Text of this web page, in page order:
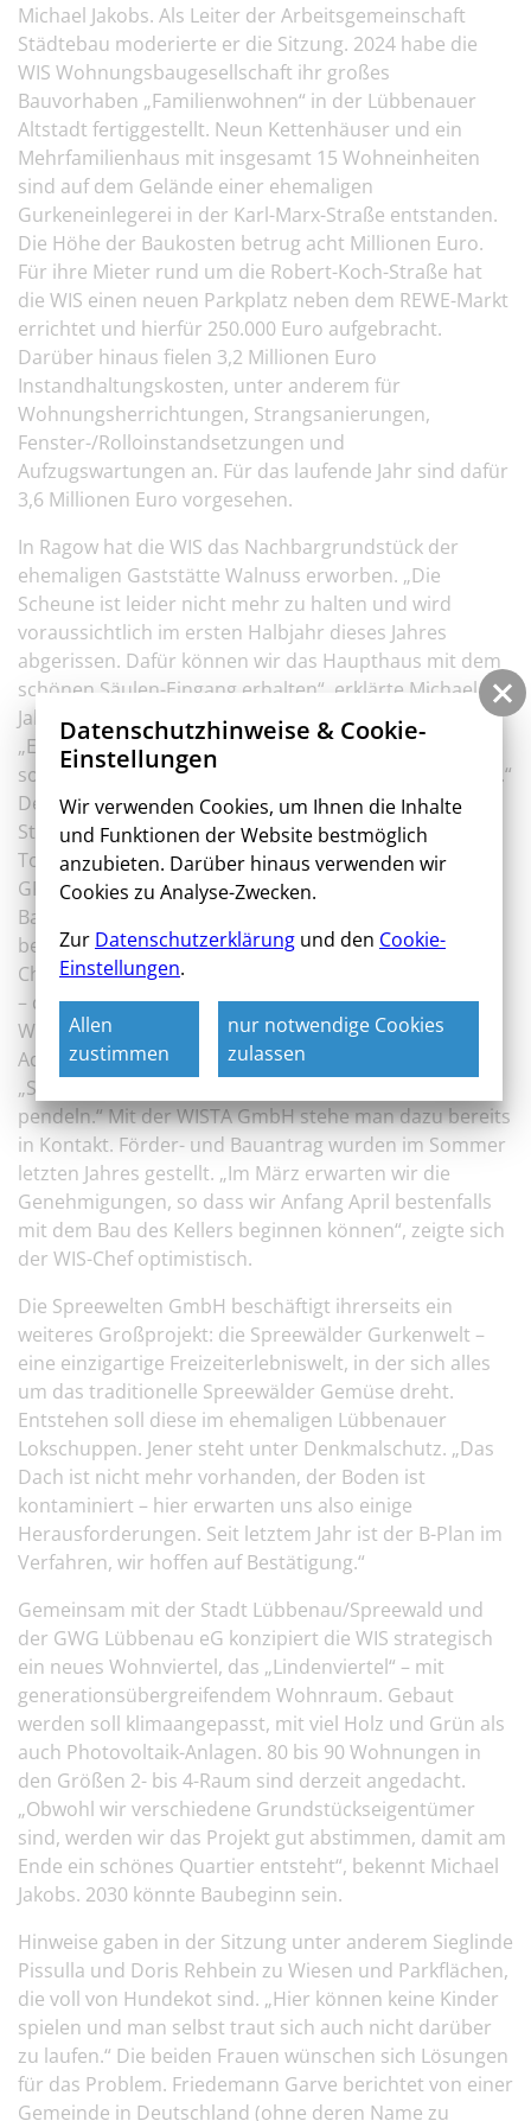
Michael Jakobs. Als Leiter der Arbeitsgemeinschaft
Städtebau moderierte er die Sitzung. 2024 habe die
WIS Wohnungsbaugesellschaft ihr großes
Bauvorhaben „Familienwohnen“ in der Lübbenauer
Altstadt fertiggestellt. Neun Kettenhäuser und ein
Mehrfamilienhaus mit insgesamt 15 Wohneinheiten
sind auf dem Gelände einer ehemaligen
Gurkeneinlegerei in der Karl-Marx-Straße entstanden.
Die Höhe der Baukosten betrug acht Millionen Euro.
Für ihre Mieter rund um die Robert-Koch-Straße hat
die WIS einen neuen Parkplatz neben dem REWE-Markt
errichtet und hierfür 250.000 Euro aufgebracht.
Darüber hinaus fielen 3,2 Millionen Euro
Instandhaltungskosten, unter anderem für
Wohnungsherrichtungen, Strangsanierungen,
Fenster-/Rolloinstandsetzungen und
Aufzugswartungen an. Für das laufende Jahr sind dafür
3,6 Millionen Euro vorgesehen.
In Ragow hat die WIS das Nachbargrundstück der
ehemaligen Gaststätte Walnuss erworben. „Die
Scheune ist leider nicht mehr zu halten und wird
voraussichtlich im ersten Halbjahr dieses Jahres
abgerissen. Dafür können wir das Haupthaus mit dem
schönen Säulen-Eingang erhalten“, erklärte Michael
Jakobs. 100.000 Euro sind für den Rückbau eingeplant.
„Eine Nachnutzung steht derzeit noch nicht fest, aber
so wird zumindest die unansehnliche Brache beseitigt.“
Der WIS-Chef informierte in der Sitzung der AG
Städtebau auch über die beiden Großprojekte der
Tochterfirmen. So plant die BEKOTEC GmbH das
GREEN HUB Coworking Space am Lübbenauer
Bahnhof. „Im Vergleich zu anderen Bürogebäuden
bekommt es sehr viel Grün und einen besonderen
Charme.“ Hier könne man später Arbeitsplätze mieten
– denkbar beispielsweise für Arbeitnehmer, die am
Wissenschafts- und Wirtschaftsstandort Berlin
Adlershof arbeiten und in Südbrandenburg wohnen.
„Sie müssten dann nicht jeden Tag nach Berlin
pendeln.“ Mit der WISTA GmbH stehe man dazu bereits
in Kontakt. Förder- und Bauantrag wurden im Sommer
letzten Jahres gestellt. „Im März erwarten wir die
Genehmigungen, so dass wir Anfang April bestenfalls
mit dem Bau des Kellers beginnen können“, zeigte sich
der WIS-Chef optimistisch.
Die Spreewelten GmbH beschäftigt ihrerseits ein
weiteres Großprojekt: die Spreewälder Gurkenwelt –
eine einzigartige Freizeiterlebniswelt, in der sich alles
um das traditionelle Spreewälder Gemüse dreht.
Entstehen soll diese im ehemaligen Lübbenauer
Lokschuppen. Jener steht unter Denkmalschutz. „Das
Dach ist nicht mehr vorhanden, der Boden ist
kontaminiert – hier erwarten uns also einige
Herausforderungen. Seit letztem Jahr ist der B-Plan im
Verfahren, wir hoffen auf Bestätigung.“
Gemeinsam mit der Stadt Lübbenau/Spreewald und
der GWG Lübbenau eG konzipiert die WIS strategisch
ein neues Wohnviertel, das „Lindenviertel“ – mit
generationsübergreifendem Wohnraum. Gebaut
werden soll klimaangepasst, mit viel Holz und Grün als
auch Photovoltaik-Anlagen. 80 bis 90 Wohnungen in
den Größen 2- bis 4-Raum sind derzeit angedacht.
„Obwohl wir verschiedene Grundstückseigentümer
sind, werden wir das Projekt gut abstimmen, damit am
Ende ein schönes Quartier entsteht“, bekennt Michael
Jakobs. 2030 könnte Baubeginn sein.
Hinweise gaben in der Sitzung unter anderem Sieglinde
Pissulla und Doris Rehbein zu Wiesen und Parkflächen,
die voll von Hundekot sind. „Hier können keine Kinder
spielen und man selbst traut sich auch nicht darüber
zu laufen.“ Die beiden Frauen wünschen sich Lösungen
für das Problem. Friedemann Garve berichtet von einer
Gemeinde in Deutschland (ohne deren Name zu
Datenschutzhinweise & Cookie-
Einstellungen
Wir verwenden Cookies, um Ihnen die Inhalte
und Funktionen der Website bestmöglich
anzubieten. Darüber hinaus verwenden wir
Cookies zu Analyse-Zwecken.
Zur Datenschutzerklärung und den Cookie-
Einstellungen.
Allen
zustimmen
nur notwendige Cookies
zulassen